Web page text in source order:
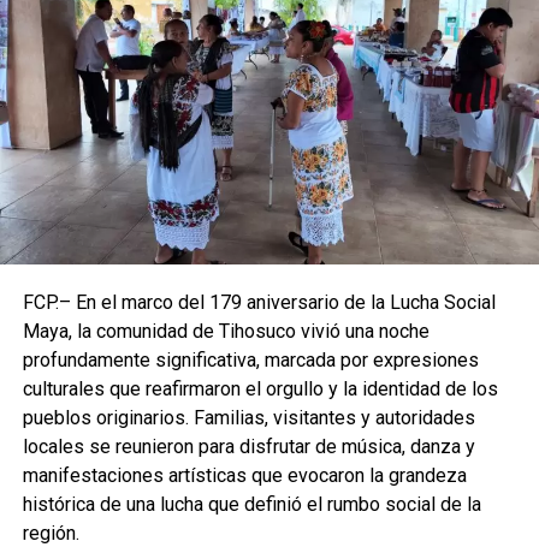
FCP.– En el marco del 179 aniversario de la Lucha Social
Maya, la comunidad de Tihosuco vivió una noche
profundamente significativa, marcada por expresiones
culturales que reafirmaron el orgullo y la identidad de los
pueblos originarios. Familias, visitantes y autoridades
locales se reunieron para disfrutar de música, danza y
manifestaciones artísticas que evocaron la grandeza
histórica de una lucha que definió el rumbo social de la
región.